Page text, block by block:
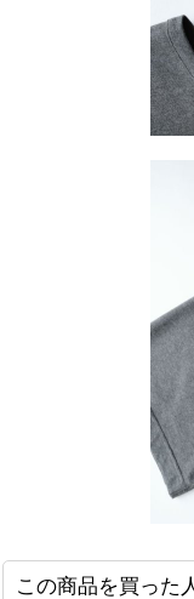
この商品を買った